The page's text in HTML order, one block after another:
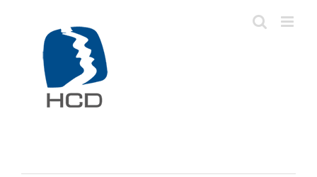
springen